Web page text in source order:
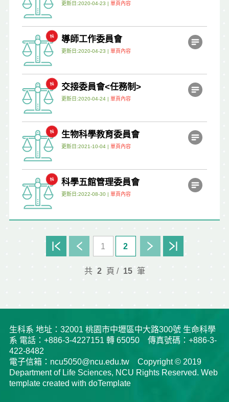
更新日:2020-04-23 | 單頁內容
導師工作委員會
更新日:2020-04-23 | 單頁內容
交接委員會<任務制>
更新日:2020-04-24 | 單頁內容
生物科學教育委員會
更新日:2021-10-04 | 單頁內容
科學五館管理委員會
更新日:2022-08-30 | 單頁內容
1 2
共 2 頁 / 15 筆
生科系 地址：32001 桃園市中壢區中大路300號 生命科學
系 電話：+886-3-4227151 轉 65050 傳真號碼：+886-3-
422-8482
電子信箱：ncu5050@ncu.edu.tw Copyright © 2019
Department of Life Sciences, NCU Rights Reserved. Web
template created with doTemplate